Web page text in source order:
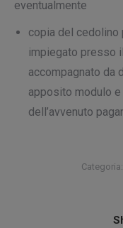
eventualmente
copia del cedolino
impiegato presso
accompagnato da
apposito modulo
dell’avvenuto
Categoria: